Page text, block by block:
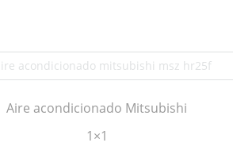
Aire acondicionado Mitsubishi
1×1